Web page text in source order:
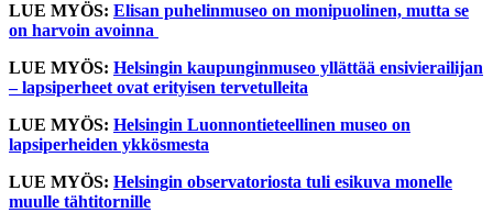
LUE MYÖS: Elisan puhelinmuseo on monipuolinen, mutta se
on harvoin avoinna
LUE MYÖS: Helsingin kaupunginmuseo yllättää ensivierailijan
– lapsiperheet ovat erityisen tervetulleita
LUE MYÖS: Helsingin Luonnontieteellinen museo on
lapsiperheiden ykkösmesta
LUE MYÖS: Helsingin observatoriosta tuli esikuva monelle
muulle tähtitornille